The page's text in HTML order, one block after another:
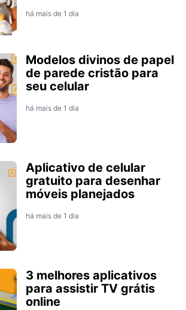
há mais de 1 dia
Modelos divinos de papel
de parede cristão para
seu celular
há mais de 1 dia
Aplicativo de celular
gratuito para desenhar
móveis planejados
há mais de 1 dia
3 melhores aplicativos
para assistir TV grátis
online